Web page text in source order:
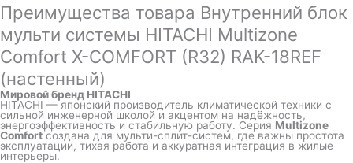
Преимущества товара Внутренний блок
мульти системы HITACHI Multizone
Comfort X-COMFORT (R32) RAK-18REF
(настенный)
Мировой бренд HITACHI
HITACHI — японский производитель климатической техники с
сильной инженерной школой и акцентом на надёжность,
энергоэффективность и стабильную работу. Серия Multizone
Comfortсоздана для мульти-сплит-систем, где важны простота
эксплуатации, тихая работа и аккуратная интеграция в жилые
интерьеры.